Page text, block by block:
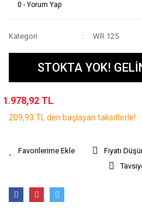
0 - Yorum Yap
Kategori WR 125
STOKTA YOK!
1.978,92 TL
209,93 TL den başlayan taksitlerle!
Fiyatı